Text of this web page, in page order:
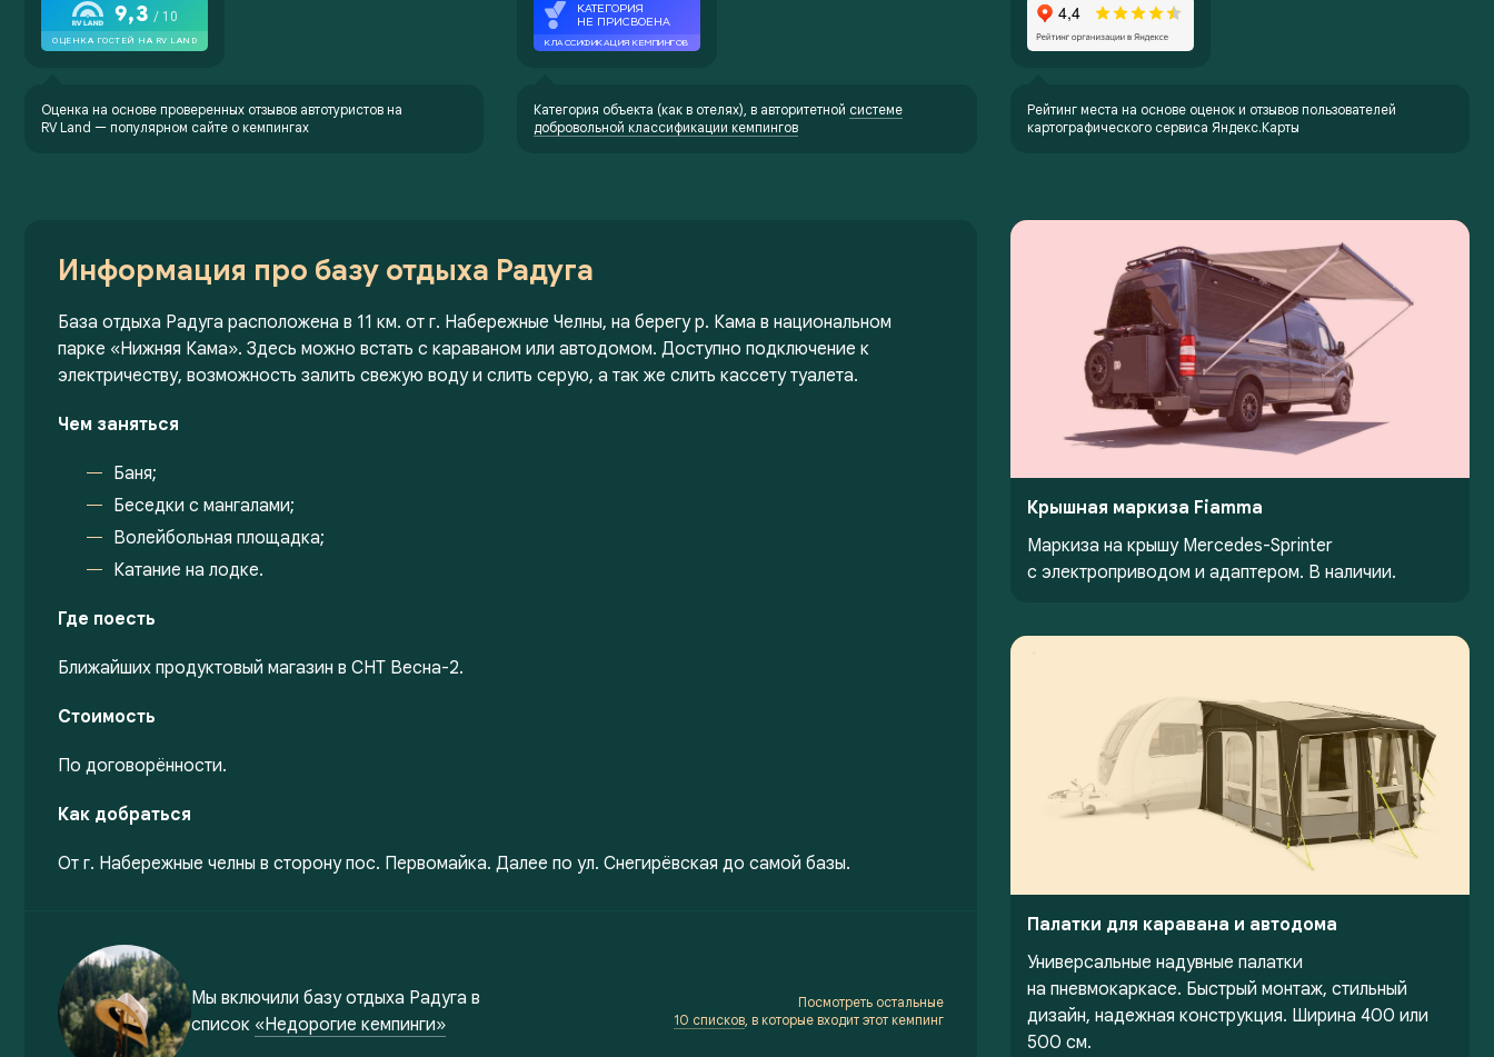
Оценка на основе проверенных отзывов автотуристов на
RV Land — популярном сайте о кемпингах
Категория объекта (как в отелях), в авторитетной системе
добровольной классификации кемпингов
Рейтинг места на основе оценок и отзывов пользователей
картографического сервиса Яндекс.Карты
Информация про базу отдыха Радуга
База отдыха Радуга расположена в 11 км. от г. Набережные Челны, на берегу р. Кама в национальном
парке «Нижняя Кама». Здесь можно встать с караваном или автодомом. Доступно подключение к
электричеству, возможность залить свежую воду и слить серую, а так же слить кассету туалета.
Чем заняться
Баня;
Беседки с мангалами;
Волейбольная площадка;
Катание на лодке.
Где поесть
Ближайших продуктовый магазин в СНТ Весна-2.
Стоимость
По договорённости.
Как добраться
От г. Набережные челны в сторону пос. Первомайка. Далее по ул. Снегирёвская до самой базы.
Мы включили базу отдыха Радуга в
список «Недорогие кемпинги»
Посмотреть остальные
10 списков, в которые входит этот кемпинг
Крышная маркиза Fiamma
Маркиза на крышу Mercedes-Sprinter
с электроприводом и адаптером. В наличии.
Палатки для каравана и автодома
Универсальные надувные палатки
на пневмокаркасе. Быстрый монтаж, стильный
дизайн, надежная конструкция. Ширина 400 или
500 см.